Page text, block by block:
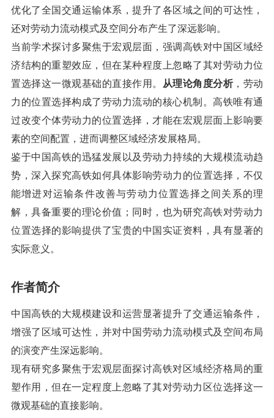
优化了全国交通运输体系，提升了各区域之间的可达性，
还对劳动力流动模式及空间分布产生了深远影响。
当前学术探讨多聚焦于宏观层面，强调高铁对中国区域经
济结构的重塑效应，但在某种程度上忽略了其对劳动力位
置选择这一微观基础的直接作用。
从理论角度分析，劳动
力的位置选择构成了劳动力流动的核心机制。高铁唯有通
过改变个体劳动力的位置选择，才能在宏观层面上影响要
素的空间配置，进而调整区域经济发展格局。
鉴于中国高铁的迅猛发展以及劳动力持续的大规模流动趋
势，深入探究高铁如何具体影响劳动力的位置选择，不仅
能增进对运输条件改善与劳动力位置选择之间关系的理
解，具备重要的理论价值；同时，也为研究高铁对劳动力
位置选择的影响提供了宝贵的中国实证资料，具有显著的
实际意义。
作者简介
中国高铁的大规模建设和运营显著提升了交通运输条件，
增强了区域可达性，并对中国劳动力流动模式及空间布局
的演变产生深远影响。
现有研究多聚焦于宏观层面探讨高铁对区域经济格局的重
塑作用，但在一定程度上忽略了其对劳动力区位选择这一
微观基础的直接影响。